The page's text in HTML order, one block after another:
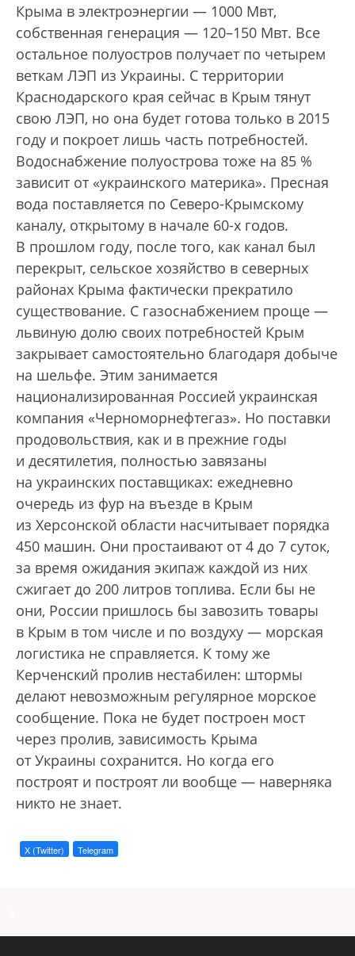
Крыма в электроэнергии — 1000 Мвт,
собственная генерация — 120–150 Мвт. Все
остальное полуостров получает по четырем
веткам ЛЭП из Украины. С территории
Краснодарского края сейчас в Крым тянут
свою ЛЭП, но она будет готова только в 2015
году и покроет лишь часть потребностей.
Водоснабжение полуострова тоже на 85 %
зависит от «украинского материка». Пресная
вода поставляется по Северо-Крымскому
каналу, открытому в начале 60-х годов.
В прошлом году, после того, как канал был
перекрыт, сельское хозяйство в северных
районах Крыма фактически прекратило
существование. С газоснабжением проще —
львиную долю своих потребностей Крым
закрывает самостоятельно благодаря добыче
на шельфе. Этим занимается
национализированная Россией украинская
компания «Черноморнефтегаз». Но поставки
продовольствия, как и в прежние годы
и десятилетия, полностью завязаны
на украинских поставщиках: ежедневно
очередь из фур на въезде в Крым
из Херсонской области насчитывает порядка
450 машин. Они простаивают от 4 до 7 суток,
за время ожидания экипаж каждой из них
сжигает до 200 литров топлива. Если бы не
они, России пришлось бы завозить товары
в Крым в том числе и по воздуху — морская
логистика не справляется. К тому же
Керченский пролив нестабилен: штормы
делают невозможным регулярное морское
сообщение. Пока не будет построен мост
через пролив, зависимость Крыма
от Украины сохранится. Но когда его
построят и построят ли вообще — наверняка
никто не знает.
X (Twitter) Telegram